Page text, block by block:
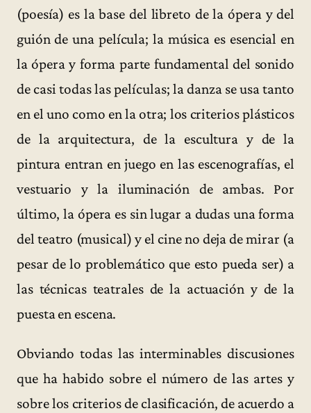
(poesía) es la base del libreto de la ópera y del
guión de una película; la música es esencial en
la ópera y forma parte fundamental del sonido
de casi todas las películas; la danza se usa tanto
en el uno como en la otra; los criterios plásticos
de la arquitectura, de la escultura y de la
pintura entran en juego en las escenografías, el
vestuario y la iluminación de ambas. Por
último, la ópera es sin lugar a dudas una forma
del teatro (musical) y el cine no deja de mirar (a
pesar de lo problemático que esto pueda ser) a
las técnicas teatrales de la actuación y de la
puesta en escena.
Obviando todas las interminables discusiones
que ha habido sobre el número de las artes y
sobre los criterios de clasificación, de acuerdo a